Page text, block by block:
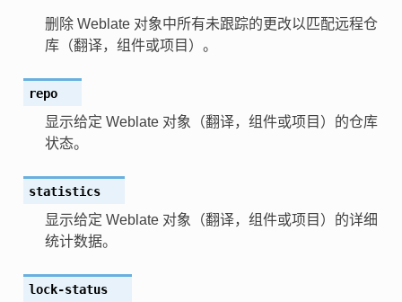
删除 Weblate 对象中所有未跟踪的更改以匹配远程仓
库（翻译，组件或项目）。
repo
显示给定 Weblate 对象（翻译，组件或项目）的仓库
状态。
statistics
显示给定 Weblate 对象（翻译，组件或项目）的详细
统计数据。
lock-status